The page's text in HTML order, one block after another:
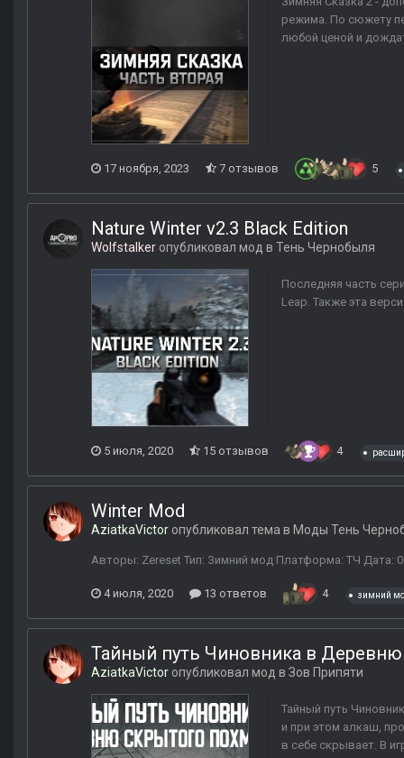
режима. По сюжету
любой ценой и
17 ноября, 2023 7 отзывов 5
Nature Winter v2.3 Black Edition
Wolfstalker опубликовал мод в Тень Чернобыля
Последняя часть
Leap. Также эта
5 июля, 2020 15 отзывов 4
Winter Mod
AziatkaVictor опубликовал тема в Моды Тень
Авторы: Zereset Тип: Зимний мод Платформа: ТЧ Дата:
4 июля, 2020 13 ответов 4 зимний
Тайный путь Чиновника в
AziatkaVictor опубликовал мод в Зов Припяти
Тайный путь
и при этом алкаш,
в себе скрывает. В